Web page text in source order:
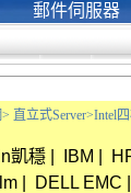
郵件伺服器
直立式Server>Intel
凱穩 IBM
DELL EMC